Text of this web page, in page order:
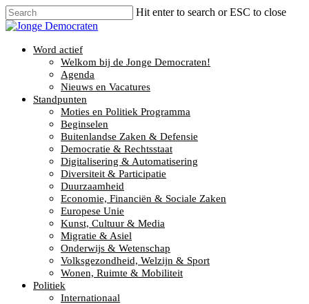
Hit enter to search or ESC to close
Word actief
Welkom bij de Jonge Democraten!
Agenda
Nieuws en Vacatures
Standpunten
Moties en Politiek Programma
Beginselen
Buitenlandse Zaken & Defensie
Democratie & Rechtsstaat
Digitalisering & Automatisering
Diversiteit & Participatie
Duurzaamheid
Economie, Financiën & Sociale Zaken
Europese Unie
Kunst, Cultuur & Media
Migratie & Asiel
Onderwijs & Wetenschap
Volksgezondheid, Welzijn & Sport
Wonen, Ruimte & Mobiliteit
Politiek
Internationaal